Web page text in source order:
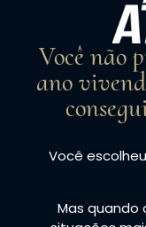
Você não
ano
Você
Mas quando